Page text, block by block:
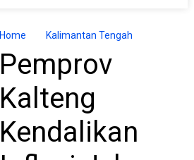
Home Kalimantan Tengah
Pemprov
Kalteng
Kendalikan